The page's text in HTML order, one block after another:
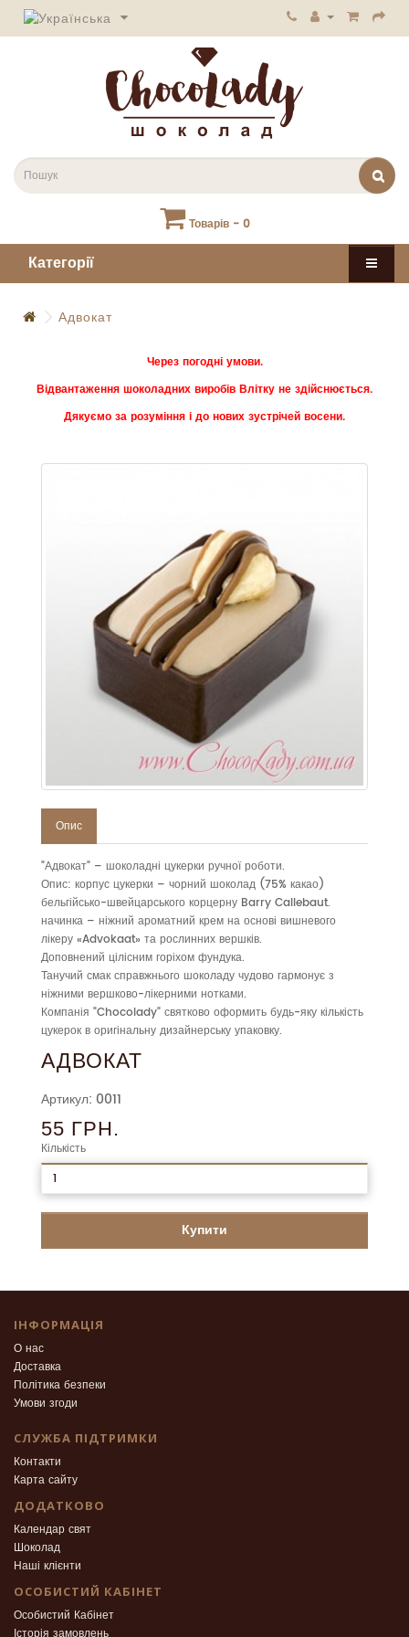
Товарів - 0
Категорії
Адвокат
Через погодні умови.
Відвантаження шоколадних виробів Влітку не здійснюється.
Дякуємо за розуміння і до нових зустрічей восени.
Опис
"Адвокат" – шоколадні цукерки ручної роботи.
Опис: корпус цукерки – чорний шоколад (75% какао)
бельгійсько-швейцарського корцерну Barry Callebaut.
начинка – ніжний ароматний крем на основі вишневого
лікеру «Advokaat» та рослинних вершків.
Доповнений цілісним горіхом фундука.
Танучий смак справжнього шоколаду чудово гармонує з
ніжними вершково-лікерними нотками.
Компанія "Chocolady" святково оформить будь-яку кількість
цукерок в оригінальну дизайнерську упаковку.
АДВОКАТ
Артикул: 0011
55 ГРН.
Кількість
Купити
ІНФОРМАЦІЯ
О нас
Доставка
Політика безпеки
Умови згоди
СЛУЖБА ПІДТРИМКИ
Контакти
Карта сайту
ДОДАТКОВО
Календар свят
Шоколад
Наші клієнти
ОСОБИСТИЙ КАБІНЕТ
Особистий Кабінет